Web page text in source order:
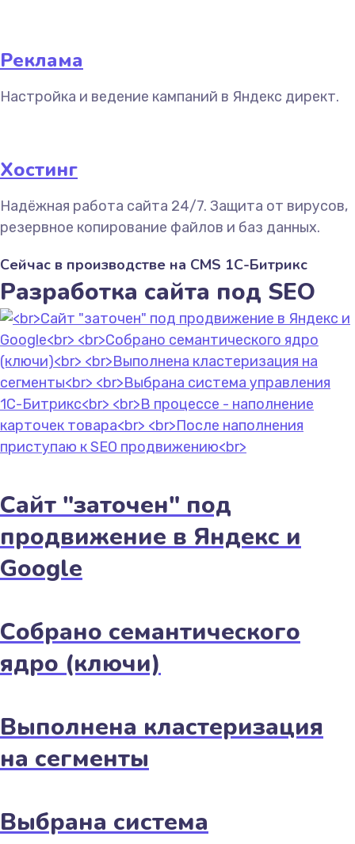
Реклама
Настройка и ведение кампаний в Яндекс директ.
Хостинг
Надёжная работа сайта 24/7. Защита от вирусов,
резервное копирование файлов и баз данных.
Сейчас в производстве на CMS 1С-Битрикс
Разработка сайта под SEO
Сайт "заточен" под
продвижение в Яндекс и
Google
Собрано семантического
ядро (ключи)
Выполнена кластеризация
на сегменты
Выбрана система